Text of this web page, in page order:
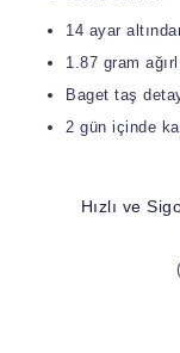
14 ayar
1.87 gram
Baget taş
2 gün içinde
Hızlı ve